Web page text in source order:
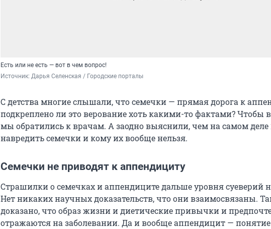
Есть или не есть — вот в чем вопрос!
Источник: Дарья Селенская / Городские порталы
С детства многие слышали, что семечки — прямая дорога к
подкреплено ли это верование хоть какими-то фактами? Чтобы
мы обратились к врачам. А заодно выяснили, чем на самом деле
навредить семечки и кому их вообще нельзя.
Семечки не приводят к аппендициту
Страшилки о семечках и аппендиците дальше уровня суеверий
Нет никаких научных доказательств, что они взаимосвязаны.
доказано, что образ жизни и диетические привычки и
отражаются на заболевании. Да и вообще аппендицит — понятие